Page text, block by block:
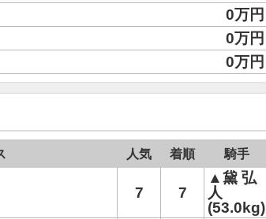
0万円
0万円
0万円
人気 着順 騎手
7 7
▲黛 弘
人
(53.0kg)